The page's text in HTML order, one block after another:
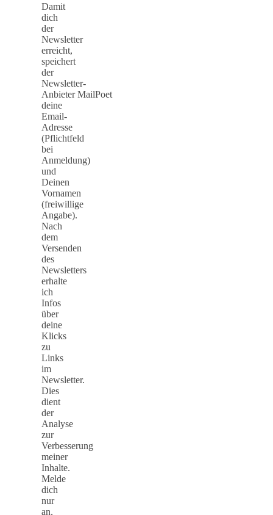
Damit
dich
der
Newsletter
erreicht,
speichert
der
Newsletter-
Anbieter MailPoet
deine
Email-
Adresse
(Pflichtfeld
bei
Anmeldung)
und
Deinen
Vornamen
(freiwillige
Angabe).
Nach
dem
Versenden
des
Newsletters
erhalte
ich
Infos
über
deine
Klicks
zu
Links
im
Newsletter.
Dies
dient
der
Analyse
zur
Verbesserung
meiner
Inhalte.
Melde
dich
nur
an,